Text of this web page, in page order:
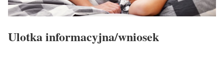
Ulotka informacyjna/wniosek